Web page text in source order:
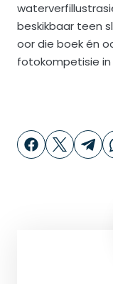
beskikbaar teen
oor die boek én
fotokompetisie in